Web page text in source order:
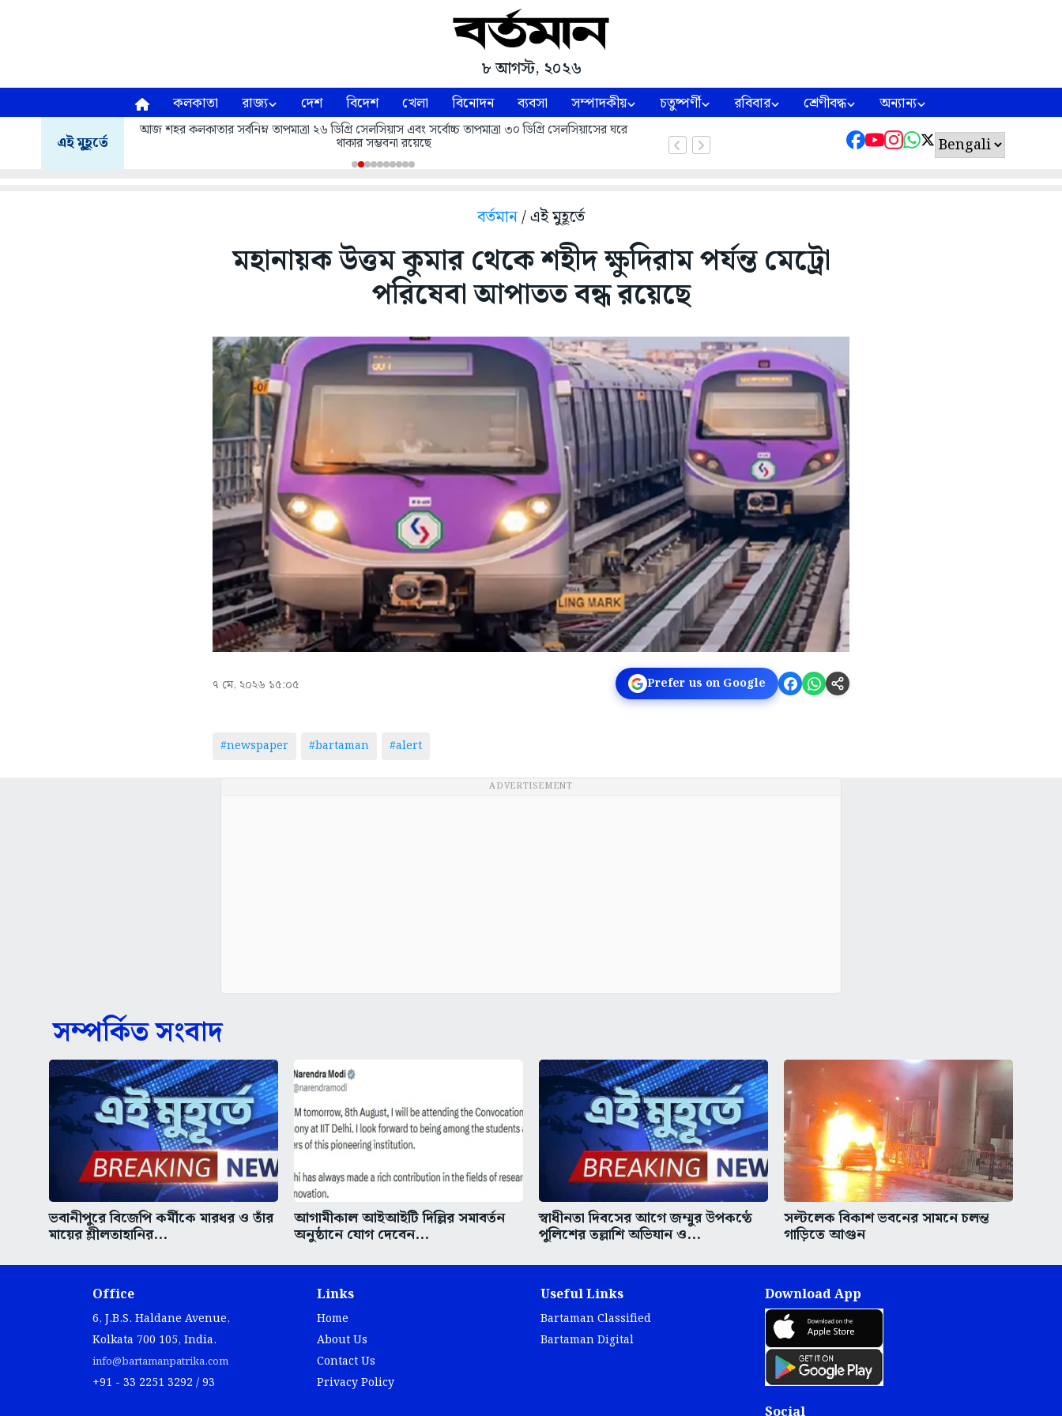
৮ আগস্ট, ২০২৬
কলকাতা রাজ্য দেশ বিদেশ খেলা বিনোদন ব্যবসা সম্পাদকীয় চতুষ্পর্ণী রবিবার শ্রেণীবদ্ধ অন্যান্য
এই মুহূর্তে
আজ শহর কলকাতার সর্বনিম্ন তাপমাত্রা ২৬ ডিগ্রি সেলসিয়াস এবং সর্বোচ্চ তাপমাত্রা ৩০ ডিগ্রি সেলসিয়াসের ঘরে
থাকার সম্ভবনা রয়েছে
বর্তমান/ এই মুহূর্তে
মহানায়ক উত্তম কুমার থেকে শহীদ ক্ষুদিরাম পর্যন্ত মেট্রো
পরিষেবা আপাতত বন্ধ রয়েছে
৭ মে, ২০২৬ ১৫:০৫ Prefer us on Google
#newspaper #bartaman #alert
ADVERTISEMENT
সম্পর্কিত সংবাদ
ভবানীপুরে বিজেপি কর্মীকে মারধর ও তাঁর
মায়ের শ্লীলতাহানির...
আগামীকাল আইআইটি দিল্লির সমাবর্তন
অনুষ্ঠানে যোগ দেবেন...
স্বাধীনতা দিবসের আগে জম্মুর উপকণ্ঠে
পুলিশের তল্লাশি অভিযান ও...
সল্টলেক বিকাশ ভবনের সামনে চলন্ত
গাড়িতে আগুন
Office
6, J.B.S. Haldane Avenue,
Kolkata 700 105, India.
info@bartamanpatrika.com
+91 - 33 2251 3292 / 93
Links
Home
About Us
Contact Us
Privacy Policy
Useful Links
Bartaman Classified
Bartaman Digital
Download App